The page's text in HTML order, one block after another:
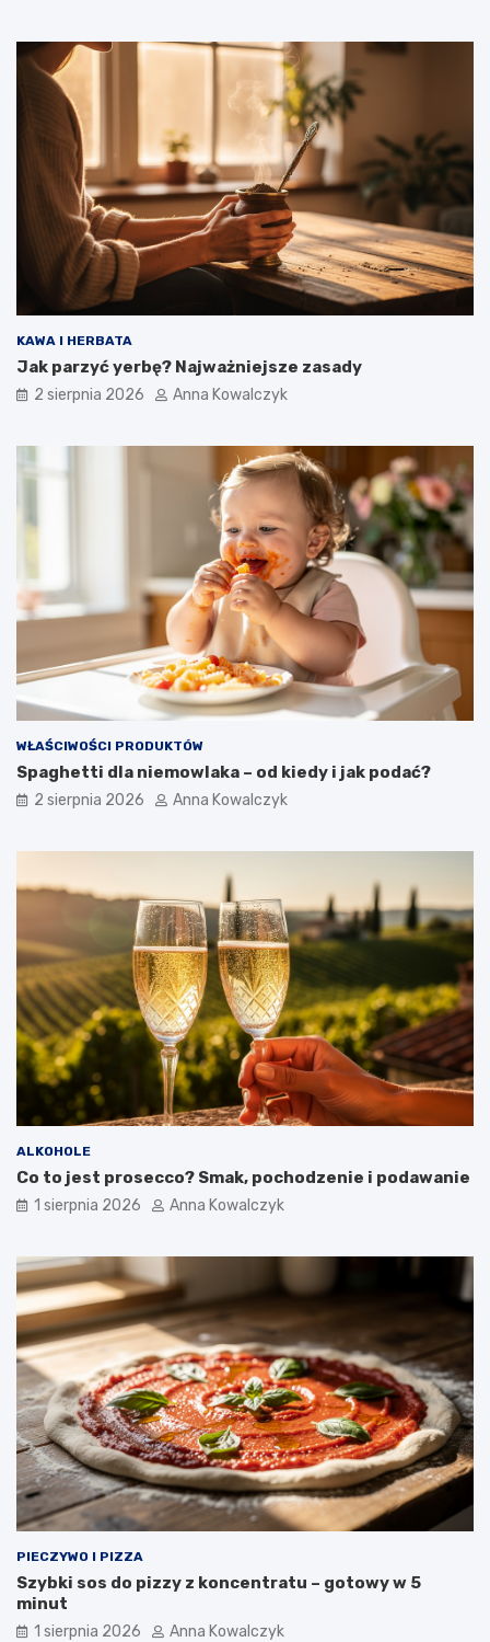
KAWA I HERBATA
Jak parzyć yerbę? Najważniejsze zasady
2 sierpnia 2026 Anna Kowalczyk
WŁAŚCIWOŚCI PRODUKTÓW
Spaghetti dla niemowlaka – od kiedy i jak podać?
2 sierpnia 2026 Anna Kowalczyk
ALKOHOLE
Co to jest prosecco? Smak, pochodzenie i podawanie
1 sierpnia 2026 Anna Kowalczyk
PIECZYWO I PIZZA
Szybki sos do pizzy z koncentratu – gotowy w 5
minut
1 sierpnia 2026 Anna Kowalczyk